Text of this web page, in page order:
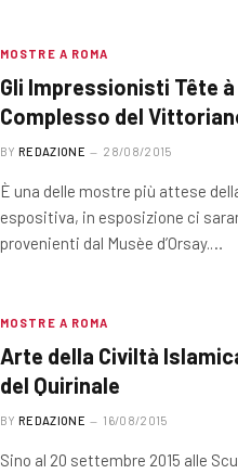
MOSTRE A ROMA
Gli Impressionisti Tête
Complesso del
BY REDAZIONE 28/08/2015
È una delle mostre più attese
espositiva, in esposizione ci
provenienti dal Musèe d’Orsay.…
MOSTRE A ROMA
Arte della Civiltà
del Quirinale
BY REDAZIONE 16/08/2015
Sino al 20 settembre 2015 alle